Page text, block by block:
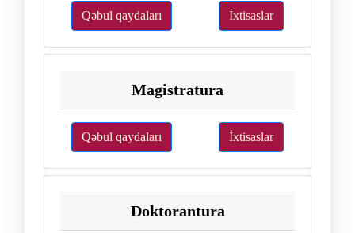
Qəbul qaydaları İxtisaslar
Magistratura
Qəbul qaydaları İxtisaslar
Doktorantura